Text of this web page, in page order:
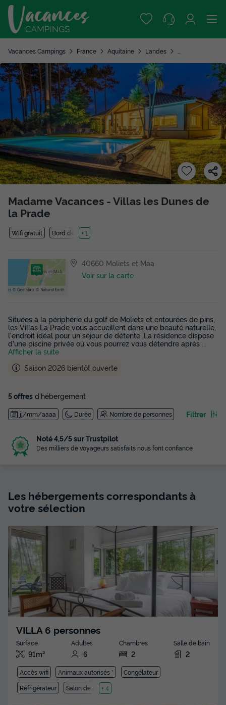
Vacances Campings France Aquitaine Landes
Madame Vacances - Villas les Dunes de
la Prade
Wifi gratuit Bord de mer
+ 1
40660 Moliets et Maa
Voir sur la carte
Situées à la périphérie du golf de Moliets et entourées de pins,
les Villas La Prade vous accueillent dans une beauté naturelle,
l'endroit idéal pour un séjour de détente. La résidence dispose
d'une piscine privée où vous pourrez vous détendre après
Afficher la suite
Saison 2026 bientôt ouverte
5 offres d'hébergement
jj/mm/aaaa Durée Nombre de personnes Filtrer
Noté 4,5/5 sur Trustpilot
Des milliers de voyageurs satisfaits nous font confiance
Les hébergements correspondants à
votre sélection
VILLA 6 personnes
Surface
91m²
Adultes
6
Chambres
2
Salle de bain
2
Accès wifi Animaux autorisés *
Congélateur
Réfrigérateur
Salon de jardin
+ 4